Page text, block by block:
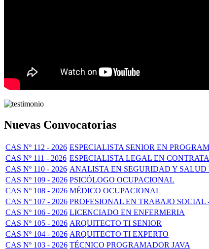
Nuevas Convocatorias
CAS Nº 112 - 2026 ESPECIALISTA SENIOR EN
CAS Nº 111 - 2026 ESPECIALISTA LEGAL EN
CAS Nº 110 - 2026 ANALISTA EN SEGURIDAD Y SALUD
CAS Nº 109 - 2026 PSICÓLOGO OCUPACIONAL
CAS Nº 108 - 2026 MÉDICO OCUPACIONAL
CAS Nº 107 - 2026 PROFESIONAL EN TRABAJO SOCIAL
CAS Nº 106 - 2026 LICENCIADO EN ENFERMERIA
CAS Nº 105 - 2026 ARQUITECTO TI SENIOR
CAS Nº 104 - 2026 ARQUITECTO TI EXPERTO
CAS Nº 103 - 2026 TÉCNICO PROGRAMADOR JAVA